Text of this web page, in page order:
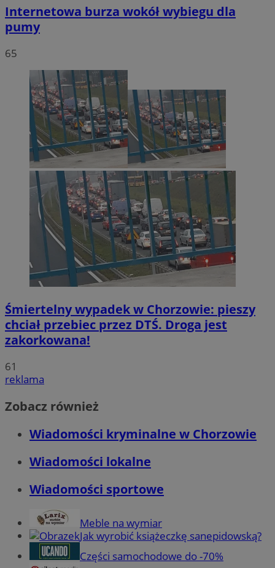
Internetowa burza wokół wybiegu dla
pumy
65
Śmiertelny wypadek w Chorzowie: pieszy
chciał przebiec przez DTŚ. Droga jest
zakorkowana!
61
reklama
Zobacz również
Wiadomości kryminalne w Chorzowie
Wiadomości lokalne
Wiadomości sportowe
Meble na wymiar
Jak wyrobić książeczkę sanepidowską?
Części samochodowe do -70%